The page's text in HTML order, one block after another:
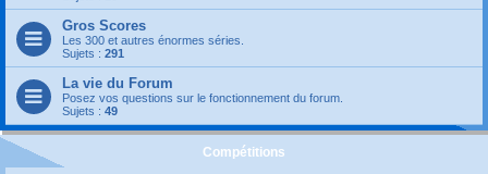
Gros Scores
Les 300 et autres énormes séries.
Sujets : 291
La vie du Forum
Posez vos questions sur le fonctionnement du forum.
Sujets : 49
Compétitions